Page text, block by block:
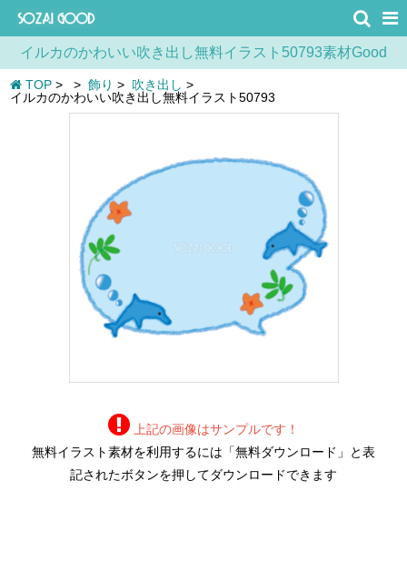
イルカのかわいい吹き出し無料イラスト50793素材Good
TOP > > 飾り > 吹き出し >
イルカのかわいい吹き出し無料イラスト50793
上記の画像はサンプルです！
無料イラスト素材を利用するには「無料ダウンロード」と表
記されたボタンを押してダウンロードできます